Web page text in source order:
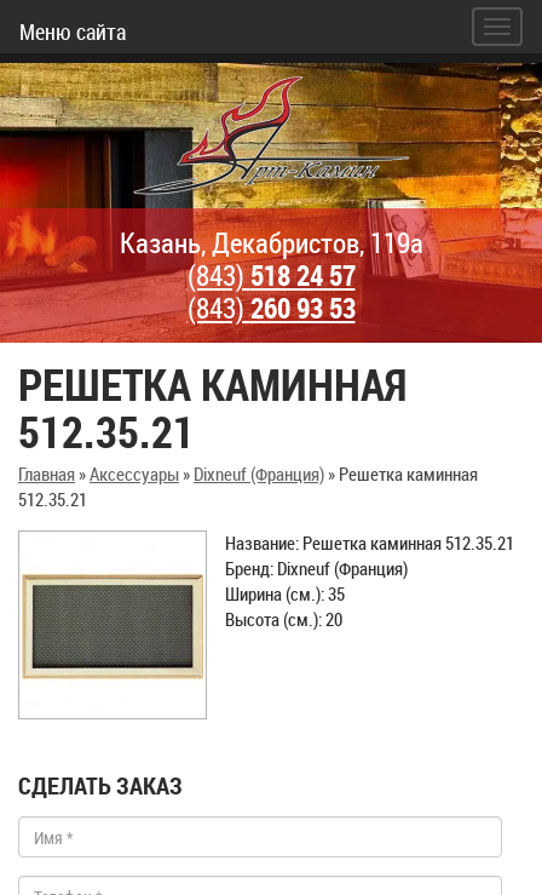
Меню сайта
Казань, Декабристов, 119а
(843)518 24 57
(843)260 93 53
РЕШЕТКА КАМИННАЯ
512.35.21
Главная»Аксессуары» Dixneuf (Франция)» Решетка каминная
512.35.21
Название: Решетка каминная 512.35.21
Бренд: Dixneuf (Франция)
Ширина (см.): 35
Высота (см.): 20
СДЕЛАТЬ ЗАКАЗ